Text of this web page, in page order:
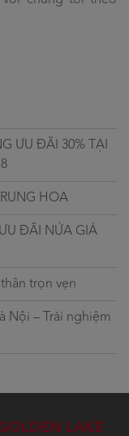
ƯU ĐÃI 30% TẠI
HOA
ĐÃI NỬA GIÁ
trọn vẹn
Nội – Trải nghiệm
LAKE